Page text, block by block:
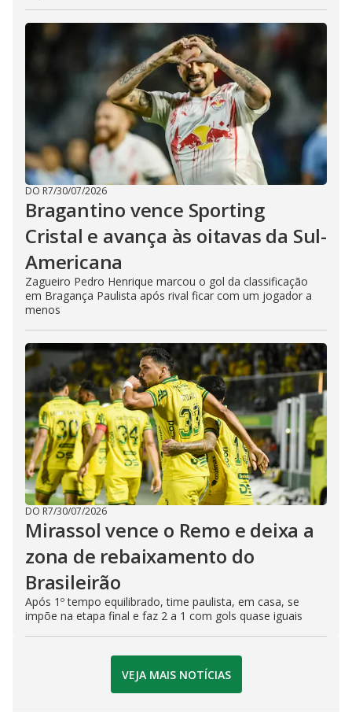
DO R7/30/07/2026
Bragantino vence Sporting
Cristal e avança às oitavas da Sul-
Americana
Zagueiro Pedro Henrique marcou o gol da classificação
em Bragança Paulista após rival ficar com um jogador a
menos
DO R7/30/07/2026
Mirassol vence o Remo e deixa a
zona de rebaixamento do
Brasileirão
Após 1º tempo equilibrado, time paulista, em casa, se
impõe na etapa final e faz 2 a 1 com gols quase iguais
VEJA MAIS NOTÍCIAS